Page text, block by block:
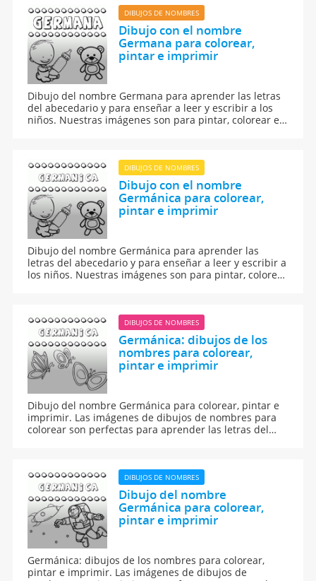
DIBUJOS DE NOMBRES
Dibujo con el nombre
Germana para colorear,
pintar e imprimir
Dibujo del nombre Germana para aprender las letras
del abecedario y para enseñar a leer y escribir a los
niños. Nuestras imágenes son para pintar, colorear e
DIBUJOS DE NOMBRES
Dibujo con el nombre
Germánica para colorear,
pintar e imprimir
Dibujo del nombre Germánica para aprender las
letras del abecedario y para enseñar a leer y escribir a
los niños. Nuestras imágenes son para pintar, colorear
DIBUJOS DE NOMBRES
Germánica: dibujos de los
nombres para colorear,
pintar e imprimir
Dibujo del nombre Germánica para colorear, pintar e
imprimir. Las imágenes de dibujos de nombres para
colorear son perfectas para aprender las letras del
DIBUJOS DE NOMBRES
Dibujo del nombre
Germánica para colorear,
pintar e imprimir
Germánica: dibujos de los nombres para colorear,
pintar e imprimir. Las imágenes de dibujos de